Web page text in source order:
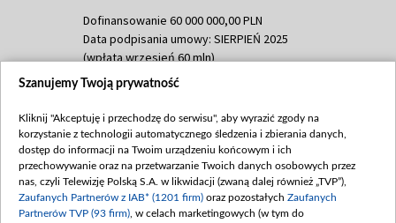
Dofinansowanie 60 000 000,00 PLN
Data podpisania umowy: SIERPIEŃ 2025
(wpłata wrzesień 60 mln)
Dofinansowanie 635 783 051,21 PLN
(wpłata wrzesień 100 mln, październik 350
mln, listopad 265 mln)
Dofinansowanie 48 862 000,00 PLN
Data podpisania umowy: GRUDZIEŃ 2025
(wpłata grudzień 60,548 mln)
Szanujemy Twoją prywatność
Kliknij "Akceptuję i przechodzę do serwisu", aby wyrazić zgody na
korzystanie z technologii automatycznego śledzenia i zbierania danych,
dostęp do informacji na Twoim urządzeniu końcowym i ich
przechowywanie oraz na przetwarzanie Twoich danych osobowych przez
nas, czyli Telewizję Polską S.A. w likwidacji (zwaną dalej również „TVP”),
Zaufanych Partnerów z IAB* (1201 firm) oraz pozostałych Zaufanych
Partnerów TVP (93 firm) , w celach marketingowych (w tym do